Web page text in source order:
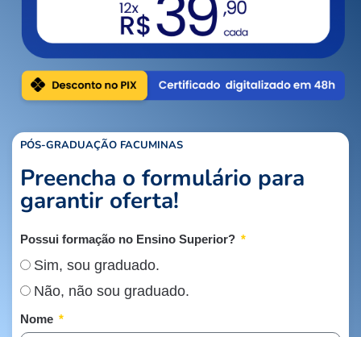
PÓS-GRADUAÇÃO FACUMINAS
Preencha o formulário para
garantir oferta!
Possui formação no Ensino Superior?
Sim, sou graduado.
Não, não sou graduado.
Nome